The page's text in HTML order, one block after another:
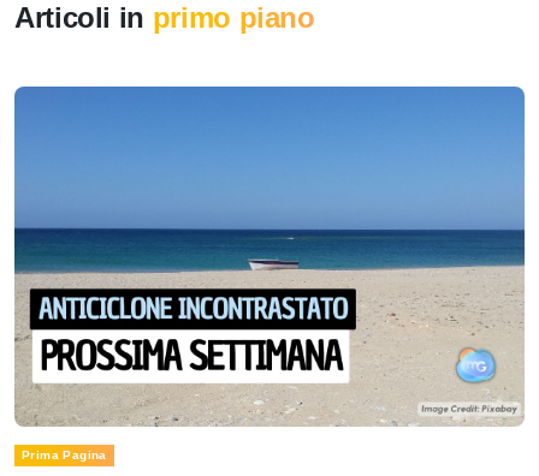
Articoli in primo piano
Prima Pagina